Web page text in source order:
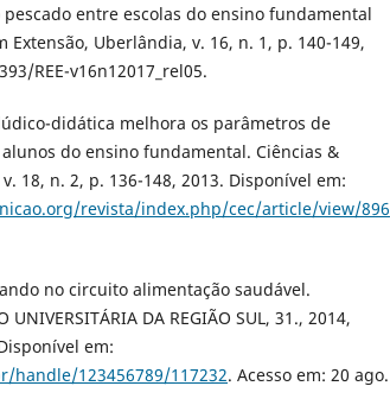
entre escolas do ensino fundamental
Extensão, Uberlândia, v. 16, n. 1, p. 140-149,
REE-v16n12017_rel05.
didática melhora os parâmetros de
do ensino fundamental. Ciências &
18, n. 2, p. 136-148, 2013. Disponível em:
revista/index.php/cec/article/view/896
no circuito alimentação saudável.
UNIVERSITÁRIA DA REGIÃO SUL, 31., 2014,
em:
123456789/117232. Acesso em: 20 ago.